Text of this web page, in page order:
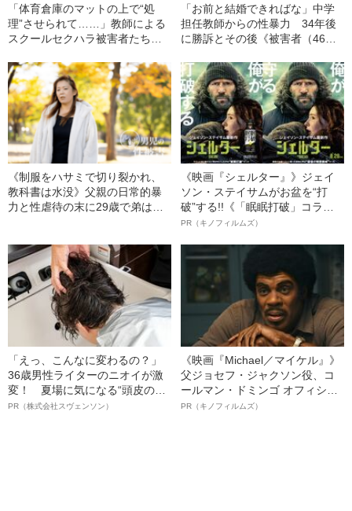
「体育倉庫のマットの上で“処
理”させられて……」教師による
スクールセクハラ被害者たちが
「お前と結婚できればな」中学
担任教師からの性暴力 34年後
に勝訴とその後《被害者（46）
《制服をハサミで切り裂かれ、
教科書は水没》父親の日常的暴
力と性虐待の末に29歳で弟は自
《映画『シェルター』》ジェイ
ソン・ステイサムがお盆を“打
破”する!!《「眠眠打破」コラ
ボ》
PR（キノフィルムズ）
「えっ、こんなに変わるの？」
36歳男性ライターのニオイが激
変！ 夏場に気になる“頭皮のニ
オイ”や“ベタつき”を解消す
PR（株式会社スヴェンソン）
《映画『Michael／マイケル』》
父ジョセフ・ジャクソン役、コ
ールマン・ドミンゴ オフィシャ
ルインタビュー“観客を魅了した
PR（キノフィルムズ）